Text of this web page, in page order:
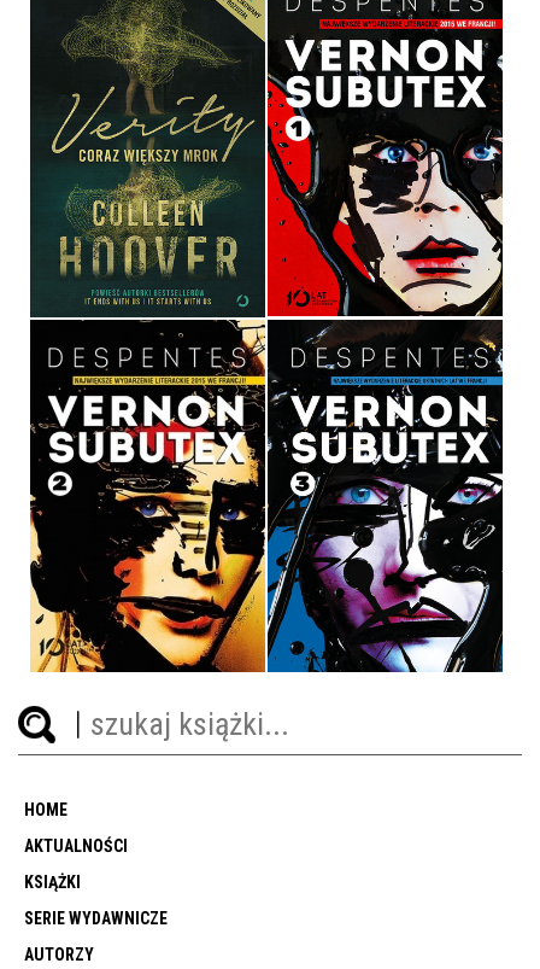
VERITY. CORAZ WIĘKSZY
MROK
COLLEEN HOOVER
OPRAWA MIĘKKA
49,99 ZŁ
VERNON SUBUTEX
VIRGINIE DESPENTES
OPRAWA MIĘKKA
39,90 ZŁ
VERNON SUBUTEX
VIRGINIE DESPENTES
OPRAWA MIĘKKA
39,90 ZŁ
VERNON SUBUTEX. TOM 3
VIRGINIE DESPENTES
OPRAWA MIĘKKA ZE SKRZYDEŁKAMI
39,90 ZŁ
HOME
AKTUALNOŚCI
KSIĄŻKI
SERIE WYDAWNICZE
AUTORZY